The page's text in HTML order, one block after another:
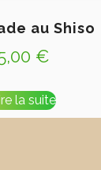
au Shiso
€
la suite